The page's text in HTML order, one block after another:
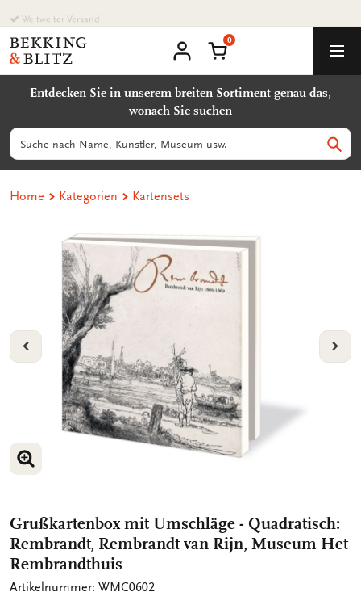
zum
Inhalt
Bekking
&
Uitgevers
Warenkorb
0
Entdecken Sie in unserem breiten Sortiment genau das,
wonach Sie suchen
Suchen
Home Kategorien Kartensets
VORIGE
BILD VERGRÖSSERN
BILD VERGRÖSSERN
BILD VERGRÖSSERN
Grußkartenbox mit Umschläge - Quadratisch:
Rembrandt, Rembrandt van Rijn, Museum Het
Rembrandthuis
Artikelnummer: WMC0602